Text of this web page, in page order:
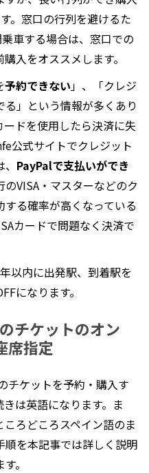
。窓口の行列を避けるた
車する場合は、窓口での
入をオススメします。
予約できない 」、「クレジ
る」という情報が多くあり
ドを使用したら決済に失
公式サイトでクレジット
PayPalで支払いができ
VISA・マスターなどのク
る確率が高くなっている
カードで問題なく決済で
以内に出発駅、到着駅を
になります。
チケットのオン
席指定
チケットを予約・購入す
は英語になります。ま
ろどころスペイン語のま
順を本記事では詳しく説明
。